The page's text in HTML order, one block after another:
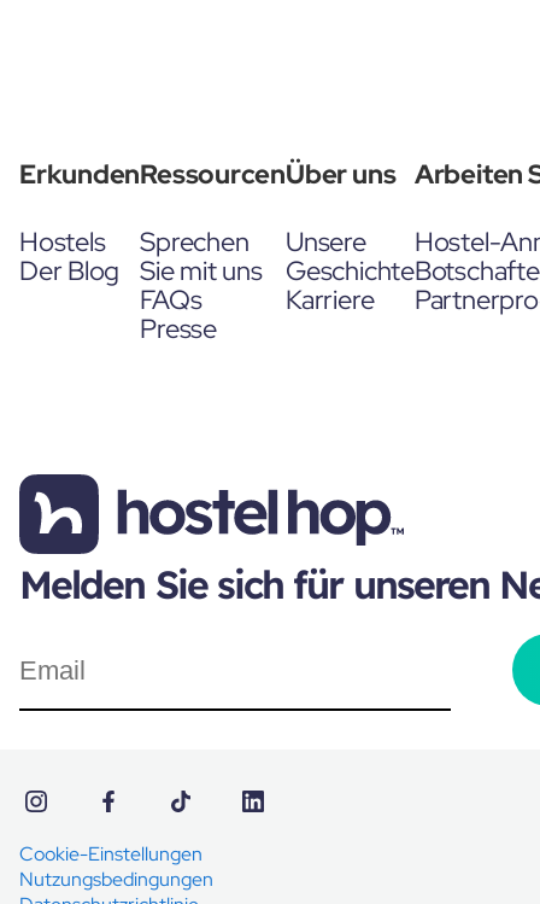
Erkunden
Hostels
Der Blog
Ressourcen
Sprechen
Sie mit uns
FAQs
Presse
Über uns
Unsere
Geschichte
Karriere
Arbeiten
Hostel-
Melden Sie sich für unseren
Cookie-Einstellungen
Nutzungsbedingungen